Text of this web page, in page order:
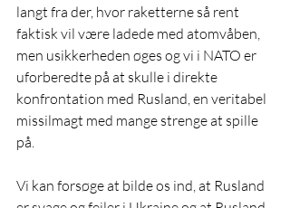
langt fra der, hvor raketterne så rent
faktisk vil være ladede med atomvåben,
men usikkerheden øges og vi i NATO er
uforberedte på at skulle i direkte
konfrontation med Rusland, en veritabel
missilmagt med mange strenge at spille
på.
Vi kan forsøge at bilde os ind, at Rusland